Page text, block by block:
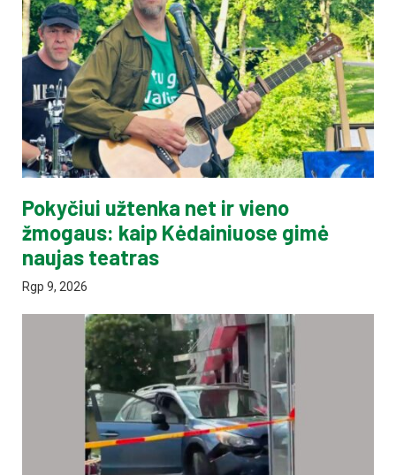
Pokyčiui užtenka net ir vieno
žmogaus: kaip Kėdainiuose gimė
naujas teatras
Rgp 9, 2026